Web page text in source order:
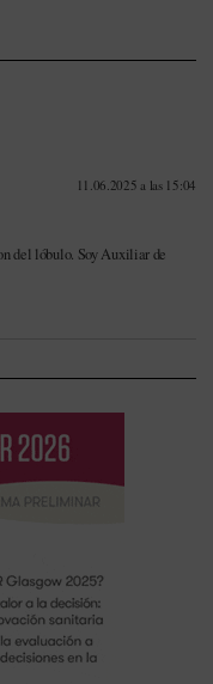
11.06.2025 a las 15:04
del lóbulo. Soy Auxiliar de